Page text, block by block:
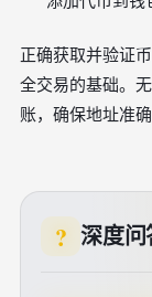
正确获取并验证
全交易的基础。
账，确保地址准
深度问